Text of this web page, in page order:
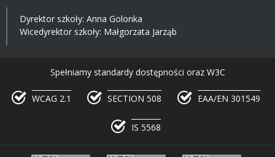
Dyrektor szkoły: Anna Golonka
Wicedyrektor szkoły: Małgorzata Jarząb
Spełniamy standardy dostępności oraz W3C
WCAG 2.1 SECTION 508 EAA/EN 301549
IS 5568